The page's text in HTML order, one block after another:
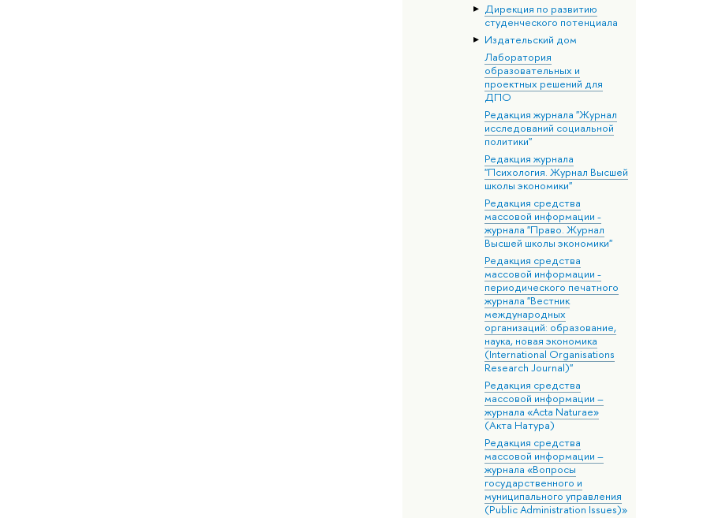
Дирекция по развитию
студенческого потенциала
Издательский дом
Лаборатория
образовательных и
проектных решений для
ДПО
Редакция журнала "Журнал
исследований социальной
политики"
Редакция журнала
"Психология. Журнал Высшей
школы экономики"
Редакция средства
массовой информации -
журнала "Право. Журнал
Высшей школы экономики"
Редакция средства
массовой информации -
периодического печатного
журнала "Вестник
международных
организаций: образование,
наука, новая экономика
(International Organisations
Research Journal)"
Редакция средства
массовой информации –
журнала «Acta Naturae»
(Акта Натура)
Редакция средства
массовой информации –
журнала «Вопросы
государственного и
муниципального управления
(Public Administration Issues)»